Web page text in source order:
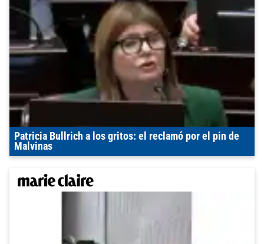
Patricia Bullrich a los gritos: el reclamó por el pin de
Malvinas